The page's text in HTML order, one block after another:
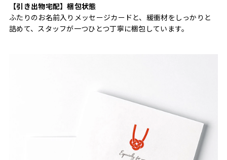
【引き出物宅配】梱包状態
ふたりのお名前入りメッセージカードと、緩衝材をしっかりと
詰めて、スタッフが一つひとつ丁寧に梱包しています。